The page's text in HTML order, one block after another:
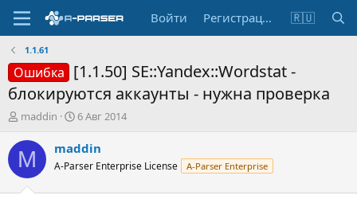
Войти Регистрация 🇷🇺
1.1.61
Ошибка [1.1.50] SE::Yandex::Wordstat -
блокируются аккаунты - нужна проверка
А
т
о
т
maddin
Д
т
н
6 Авг 2014
M maddin
A-Parser Enterprise License A-Parser Enterprise